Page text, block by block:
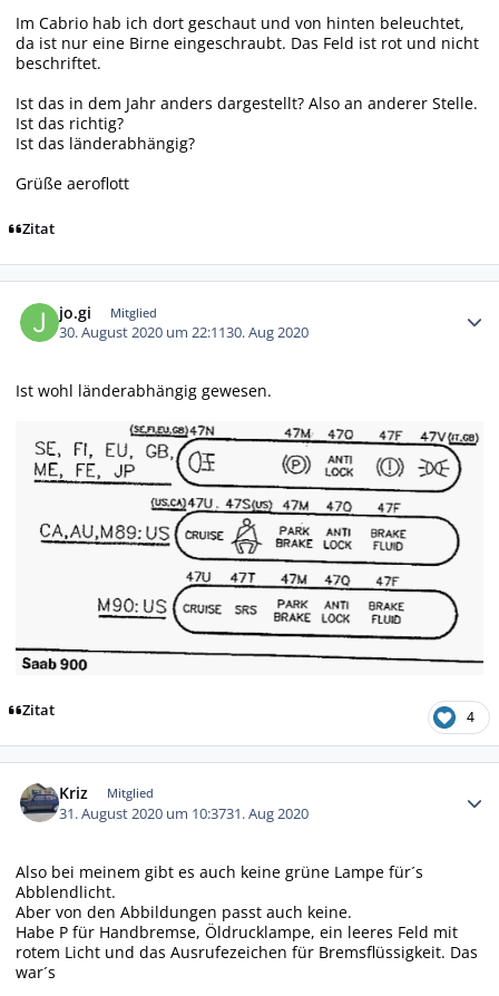
Im Cabrio hab ich dort geschaut und von hinten beleuchtet,
da ist nur eine Birne eingeschraubt. Das Feld ist rot und nicht
beschriftet.
Ist das in dem Jahr anders dargestellt? Also an anderer Stelle.
Ist das richtig?
Ist das länderabhängig?
Grüße aeroflott
Zitat
jo.gi Mitglied
30. August 2020 um 22:1130. Aug 2020
Ist wohl länderabhängig gewesen.
Zitat 4
Kriz Mitglied
31. August 2020 um 10:3731. Aug 2020
Also bei meinem gibt es auch keine grüne Lampe für´s
Abblendlicht.
Aber von den Abbildungen passt auch keine.
Habe P für Handbremse, Öldrucklampe, ein leeres Feld mit
rotem Licht und das Ausrufezeichen für Bremsflüssigkeit. Das
war´s